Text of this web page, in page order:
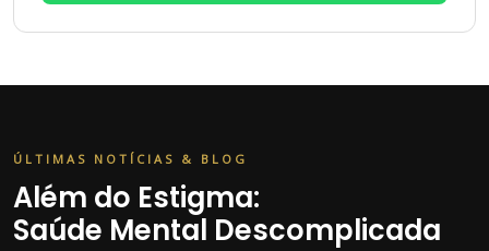
ÚLTIMAS NOTÍCIAS & BLOG
Além do Estigma:
Saúde Mental Descomplicada